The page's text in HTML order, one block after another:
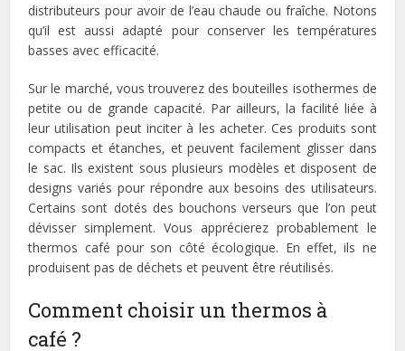
distributeurs pour avoir de l’eau chaude ou fraîche. Notons
qu’il est aussi adapté pour conserver les températures
basses avec efficacité.
Sur le marché, vous trouverez des bouteilles isothermes de
petite ou de grande capacité. Par ailleurs, la facilité liée à
leur utilisation peut inciter à les acheter. Ces produits sont
compacts et étanches, et peuvent facilement glisser dans
le sac. Ils existent sous plusieurs modèles et disposent de
designs variés pour répondre aux besoins des utilisateurs.
Certains sont dotés des bouchons verseurs que l’on peut
dévisser simplement. Vous apprécierez probablement le
thermos café pour son côté écologique. En effet, ils ne
produisent pas de déchets et peuvent être réutilisés.
Comment choisir un thermos à
café ?